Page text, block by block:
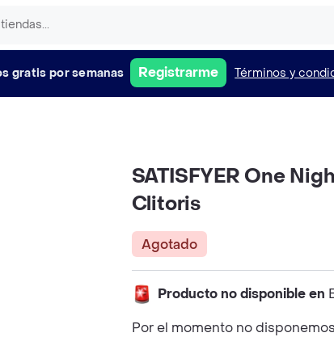
gratis por semanas Registrarme Términos y
SATISFYER One
Clitoris
Agotado
Producto no disponible en
Por el momento no